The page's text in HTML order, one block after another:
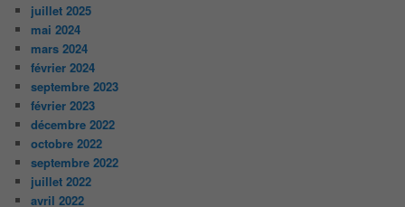
juillet 2025
mai 2024
mars 2024
février 2024
septembre 2023
février 2023
décembre 2022
octobre 2022
septembre 2022
juillet 2022
avril 2022